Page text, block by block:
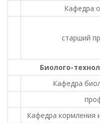
Кафедра
старший
Биолого-
Кафедра
Кафедра кормления